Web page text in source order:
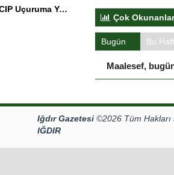
Bolu’da CIP Uçuruma Yuvarlandı: 2 Ölü, 1 Yaralı
Çok Okunanlar
Bugün Bu
Maalesef,
Iğdır Gazetesi ©2026 Tüm Hakları
IĞDIR